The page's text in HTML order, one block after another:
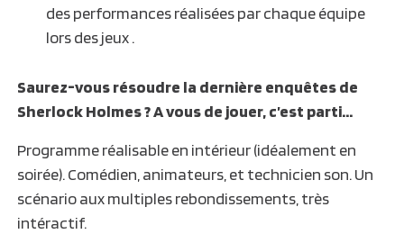
des performances réalisées par chaque équipe
lors des jeux .
Saurez-vous résoudre la dernière enquêtes de
Sherlock Holmes ? A vous de jouer, c’est parti…
Programme réalisable en intérieur (idéalement en
soirée). Comédien, animateurs, et technicien son. Un
scénario aux multiples rebondissements, très
intéractif.